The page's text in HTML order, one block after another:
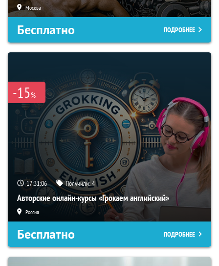
Москва
Бесплатно ПОДРОБНЕЕ
-15%
17:31:05 Получили:4
Авторские онлайн-курсы «Грокаем английский»
Россия
Бесплатно ПОДРОБНЕЕ